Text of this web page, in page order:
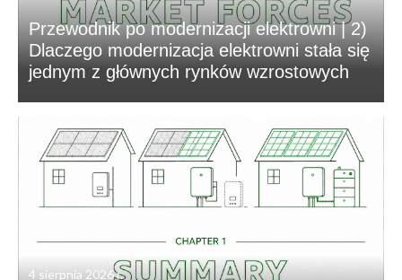
Przewodnik po modernizacji elektrowni | 2)
Dlaczego modernizacja elektrowni stała się
jednym z głównych rynków wzrostowych
4 sierpnia 2026 r.